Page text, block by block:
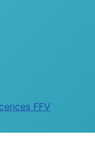
FFV